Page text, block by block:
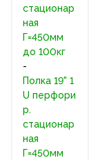
стационар
ная
Г=450мм
до 100кг
-
Полка 19" 1
U перфори
р.
стационар
ная
Г=450мм